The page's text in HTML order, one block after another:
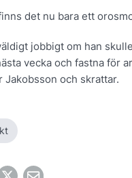
det nu bara ett
jobbigt om han
vecka och fastna för
Jakobsson och skrattar.